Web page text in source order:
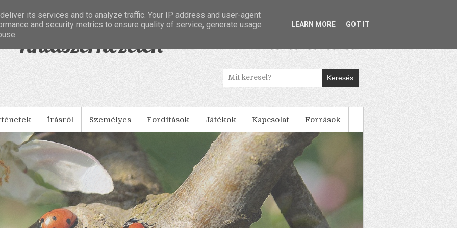
Tintaszerkezetek
Keresés
Írásról Személyes Fordítások Játékok Kapcsolat Források
its services and to analyze traffic. Your IP address and user-agent
and security metrics to ensure quality of service, generate usage
LEARN MORE GOT IT